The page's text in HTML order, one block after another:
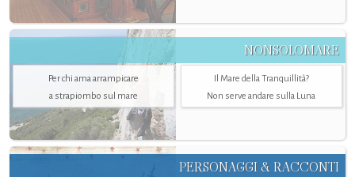
NONSOLOMARE
Per chi ama arrampicare
a strapiombo sul mare
Il Mare della Tranquillità?
Non serve andare sulla Luna
PERSONAGGI & RACCONTI